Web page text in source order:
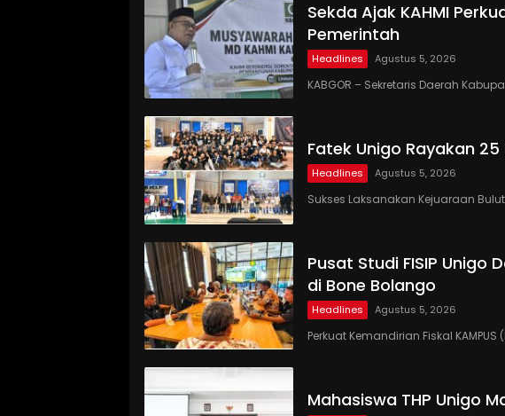
Sekda Ajak KAHMI
Pemerintah
Headlines Agustus 5, 2026
KABGOR – Sekretaris Daerah
Fatek Unigo Rayakan 25
Headlines Agustus 5, 2026
Sukses Laksanakan Kejuaraan
Pusat Studi FISIP Unigo
di Bone Bolango
Headlines Agustus 5, 2026
Perkuat Kemandirian Fiskal KAMPUS
Mahasiswa THP Unigo